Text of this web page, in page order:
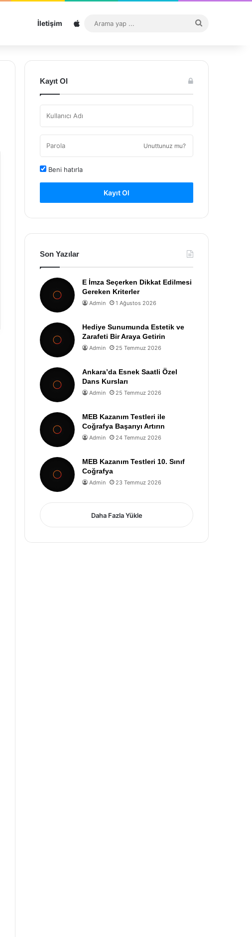
İletişim Sitemap
...
Kayıt Ol
Unuttunuz mu?
Beni hatırla
Kayıt Ol
Son Yazılar
E İmza Seçerken Dikkat Edilmesi
Gereken Kriterler
Admin 1 Ağustos 2026
Hediye Sunumunda Estetik ve
Zarafeti Bir Araya Getirin
Admin 25 Temmuz 2026
Ankara’da Esnek Saatli Özel
Dans Kursları
Admin 25 Temmuz 2026
MEB Kazanım Testleri ile
Coğrafya Başarıyı Artırın
Admin 24 Temmuz 2026
MEB Kazanım Testleri 10. Sınıf
Coğrafya
Admin 23 Temmuz 2026
Daha Fazla Yükle